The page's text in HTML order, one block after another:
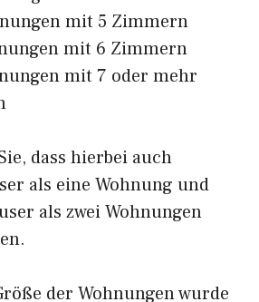
mit 5 Zimmern
mit 6 Zimmern
mit 7 oder mehr
dass hierbei auch
als eine Wohnung und
als zwei Wohnungen
der Wohnungen wurde